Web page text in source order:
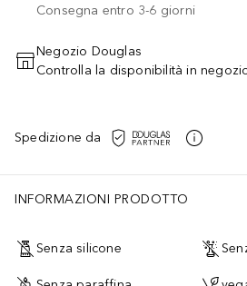
Consegna entro 3-6 giorni
AGGIUNGI AL
Negozio Douglas
Controlla la disponibilità in
Spedizione da
INFORMAZIONI PRODOTTO
Senza silicone